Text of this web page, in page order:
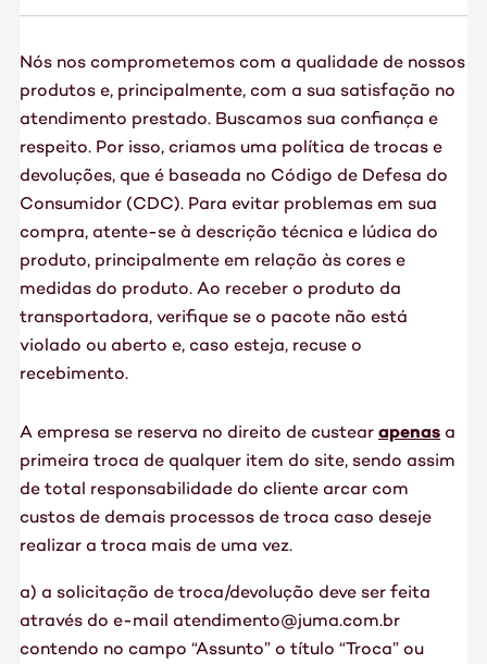
Nós nos comprometemos com a qualidade de nossos
produtos e, principalmente, com a sua satisfação no
atendimento prestado. Buscamos sua confiança e
respeito. Por isso, criamos uma política de trocas e
devoluções, que é baseada no Código de Defesa do
Consumidor (CDC). Para evitar problemas em sua
compra, atente-se à descrição técnica e lúdica do
produto, principalmente em relação às cores e
medidas do produto. Ao receber o produto da
transportadora, verifique se o pacote não está
violado ou aberto e, caso esteja, recuse o
recebimento.
A empresa se reserva no direito de custear apenas a
primeira troca de qualquer item do site, sendo assim
de total responsabilidade do cliente arcar com
custos de demais processos de troca caso deseje
realizar a troca mais de uma vez.
a) a solicitação de troca/devolução deve ser feita
através do e-mail atendimento@juma.com.br
contendo no campo “Assunto” o título “Troca” ou